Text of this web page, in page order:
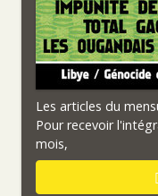
Les articles du
Pour recevoir
mois,